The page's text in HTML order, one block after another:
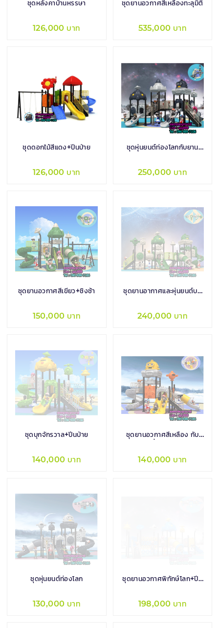
ชุดหลังคาบ้านหรรษา
126,000 บาท
ชุดยานอวกาศสีเหลืองทะลุมิติ
535,000 บาท
ชุดดอกไม้สีแดง+ปีนป่าย
126,000 บาท
ชุดหุ่นยนต์ท่องโลกกับยาน
250,000 บาท
ชุดยานอวกาศสีเขียว+ชิงช้า
150,000 บาท
ชุดยานอากาศและหุ่นยนต์บน
240,000 บาท
ชุดบุกจักรวาล+ปีนป่าย
140,000 บาท
ชุดยานอวกาศสีเหลือง กับ
140,000 บาท
ชุดหุ่นยนต์ท่องโลก
130,000 บาท
ชุดยานอวกาศพิทักษ์โลก+ปีน
198,000 บาท